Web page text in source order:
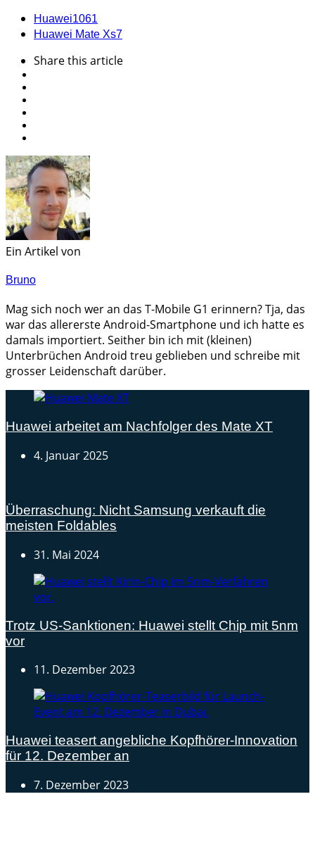
Huawei1061
Huawei Mate Xs7
Sharethis article
Ein Artikel von
Bruno
Mag sich noch wer an das T-Mobile G1 erinnern? Tja, das
war das allererste Android-Smartphone und ich hatte es
damals importiert. Seither bin ich mit (kleinen)
Unterbrüchen Android treu geblieben und schreibe mit
grosser Leidenschaft darüber.
Huawei arbeitet am Nachfolger des Mate XT
4. Januar 2025
Überraschung: Nicht Samsung verkauft die
meisten Foldables
31. Mai 2024
Trotz US-Sanktionen: Huawei stellt Chip mit 5nm
vor
11. Dezember 2023
Huawei teasert angebliche Kopfhörer-Innovation
für 12. Dezember an
7. Dezember 2023